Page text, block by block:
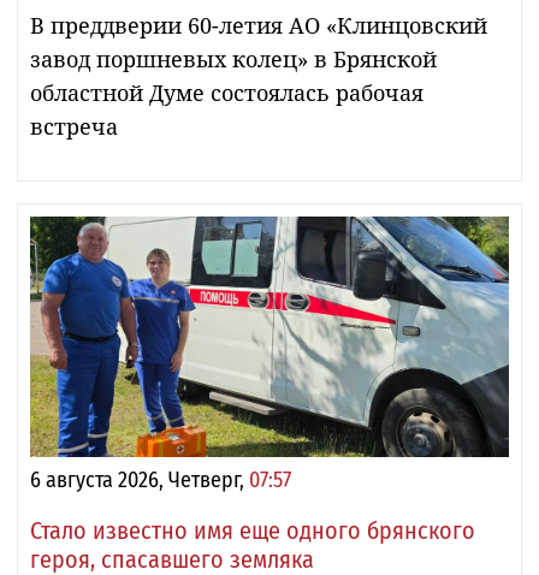
В преддверии 60-летия АО «Клинцовский
завод поршневых колец» в Брянской
областной Думе состоялась рабочая
встреча
6 августа 2026, Четверг, 07:57
Стало известно имя еще одного брянского
героя, спасавшего земляка